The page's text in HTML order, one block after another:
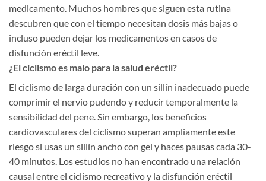
medicamento. Muchos hombres que siguen esta rutina
descubren que con el tiempo necesitan dosis más bajas o
incluso pueden dejar los medicamentos en casos de
disfunción eréctil leve.
¿El ciclismo es malo para la salud eréctil?
El ciclismo de larga duración con un sillín inadecuado puede
comprimir el nervio pudendo y reducir temporalmente la
sensibilidad del pene. Sin embargo, los beneficios
cardiovasculares del ciclismo superan ampliamente este
riesgo si usas un sillín ancho con gel y haces pausas cada 30-
40 minutos. Los estudios no han encontrado una relación
causal entre el ciclismo recreativo y la disfunción eréctil